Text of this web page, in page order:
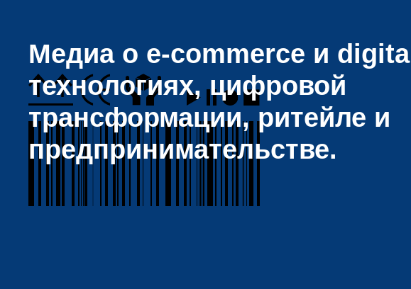
Медиа о e-commerce и digital
технологиях, цифровой
трансформации, ритейле и
предпринимательстве.